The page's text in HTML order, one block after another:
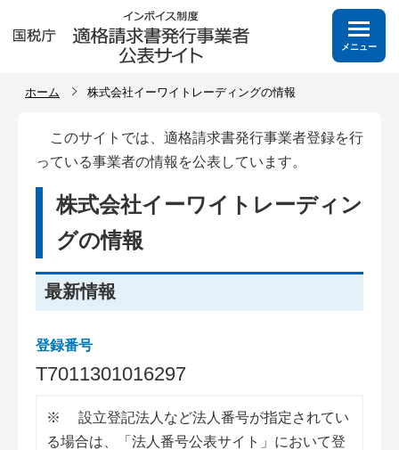
メニュー
ホーム 株式会社イーワイトレーディングの情報
このサイトでは、適格請求書発行事業者登録を行
っている事業者の情報を公表しています。
株式会社イーワイトレーディン
グの情報
最新情報
登録番号
T7011301016297
※
設立登記法人など法人番号が指定されてい
る場合は、「法人番号公表サイト」において登